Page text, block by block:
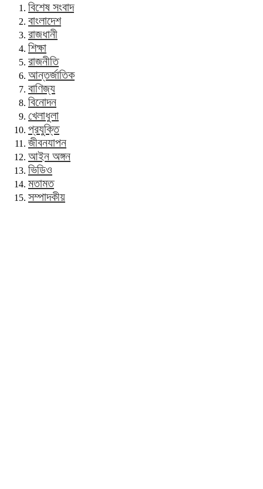
বিশেষ সংবাদ
বাংলাদেশ
রাজধানী
শিক্ষা
রাজনীতি
আন্তর্জাতিক
বাণিজ্য
বিনোদন
খেলাধুলা
প্রযুক্তি
জীবনযাপন
আইন অঙ্গন
ভিডিও
মতামত
সম্পাদকীয়